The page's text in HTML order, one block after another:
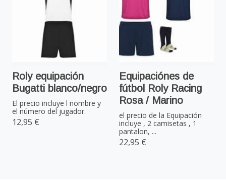
Roly equipación
Bugatti blanco/negro
El precio incluye l nombre y
el número del jugador.
12,95 €
Equipaciónes de
fútbol Roly Racing
Rosa / Marino
el precio de la Equipación
incluye , 2 camisetas , 1
pantalon, ...
22,95 €